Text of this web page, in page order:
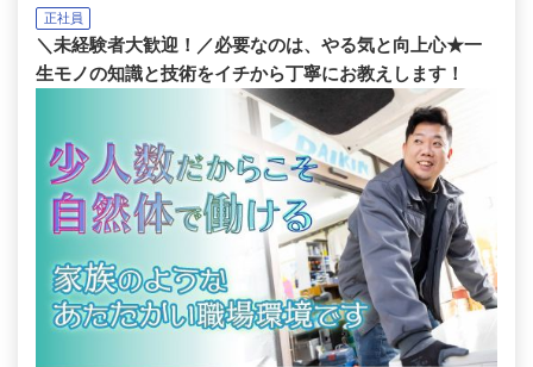
正社員
＼未経験者大歓迎！／必要なのは、やる気と向上心★一
生モノの知識と技術をイチから丁寧にお教えします！